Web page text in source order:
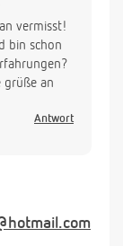
vermisst!
bin schon
grüße an
Antwort